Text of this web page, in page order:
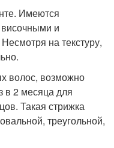
Имеются
и
на текстуру,
волос, возможно
в 2 месяца для
Такая стрижка
треугольной,